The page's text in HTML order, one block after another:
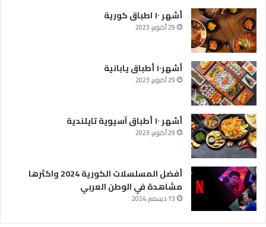
م
ش
ا
ه
د
ة
ف
ي
ا
ل
و
ط
ن
ا
ل
ع
ر
أشهر ١٠ اطباق كورية
29 أكتوبر، 2023
أشهر١٠ أطباق يابانية
29 أكتوبر، 2023
أشهر ١٠ أطباق آسيوية تايلندية
29 أكتوبر، 2023
أفضل المسلسلات الكورية 2024 واكثرها
مشاهدة في الوطن العربي
13 ديسمبر، 2024